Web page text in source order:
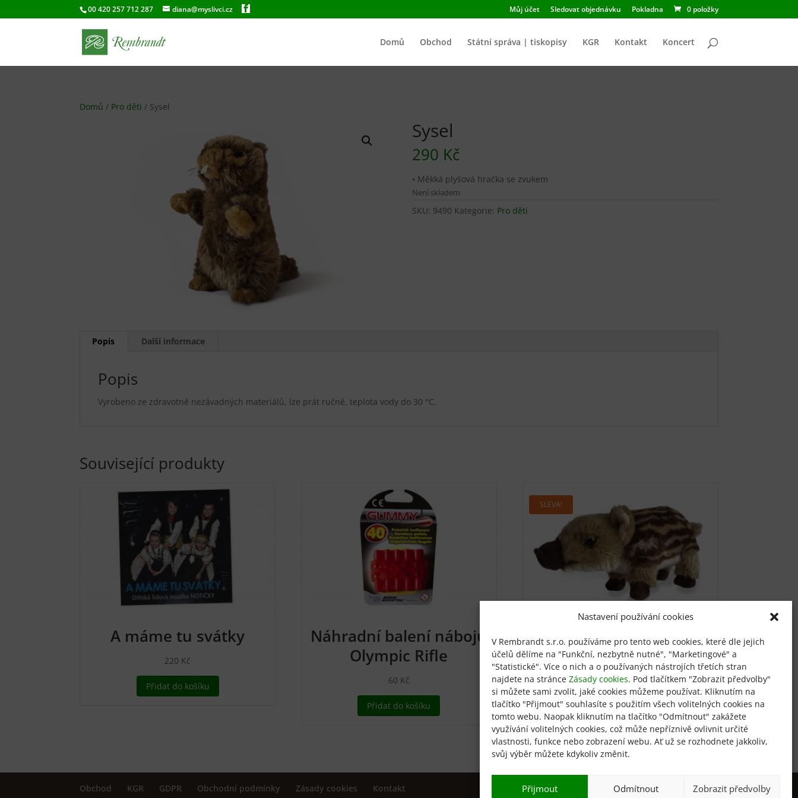
Nastavení používání cookies
V Rembrandt s.r.o. používáme pro tento web cookies, které dle jejich
účelů dělíme na "Funkční, nezbytně nutné", "Marketingové" a
"Statistické". Více o nich a o používaných nástrojích třetích stran
najdete na stránce Zásady cookies. Pod tlačítkem "Zobrazit předvolby"
si můžete sami zvolit, jaké cookies můžeme používat. Kliknutím na
tlačítko "Přijmout" souhlasíte s použitím všech volitelných cookies na
tomto webu. Naopak kliknutím na tlačítko "Odmítnout" zakážete
využívání volitelných cookies, což může nepříznivě ovlivnit určité
vlastnosti, funkce nebo zobrazení webu. Ať už se rozhodnete jakkoliv,
svůj výběr můžete kdykoliv změnit.
Přijmout Odmítnout Zobrazit předvolby
00 420 257 712 287 diana@myslivci.cz Můj účet Sledovat objednávku Pokladna 0 položky
Domů Obchod Státní správa | tiskopisy KGR Kontakt Koncert
Domů / Pro děti / Sysel
Sysel
290 Kč
• Měkká plyšová hračka se zvukem
Není skladem
SKU: 9490 Kategorie: Pro děti
Popis Další informace
Popis
Vyrobeno ze zdravotně nezávadných materiálů, lze prát ručně, teplota vody do 30 °C.
Související produkty
A máme tu svátky
220 Kč
Přidat do košíku
Náhradní balení nábojů
Olympic Rifle
60 Kč
Přidat do košíku
SLEVA!
Divočák
od330Kč300Kč
Výběr možností
Tento
produkt
má
více
variant.
Možnosti
Obchod KGR GDPR Obchodní podmínky Zásady cookies Kontakt